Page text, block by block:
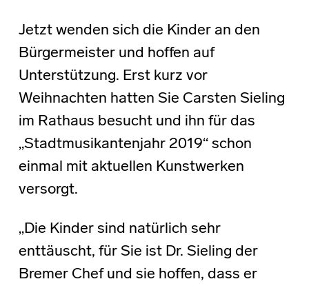
Jetzt wenden sich die Kinder an den
Bürgermeister und hoffen auf
Unterstützung. Erst kurz vor
Weihnachten hatten Sie Carsten Sieling
im Rathaus besucht und ihn für das
„Stadtmusikantenjahr 2019“ schon
einmal mit aktuellen Kunstwerken
versorgt.
„Die Kinder sind natürlich sehr
enttäuscht, für Sie ist Dr. Sieling der
Bremer Chef und sie hoffen, dass er